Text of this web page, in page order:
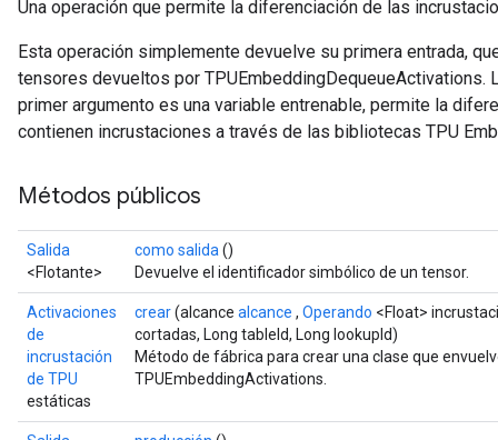
Una operación que permite la diferenciación de las
Esta operación simplemente devuelve su primera entrada,
tensores devueltos por TPUEmbeddingDequeueActivations.
primer argumento es una variable entrenable, permite la
contienen incrustaciones a través de las bibliotecas TPU
Métodos públicos
Salida
<Flotante>
como salida ()
Devuelve el identificador simbólico de un tensor.
Activaciones
de
incrustación
de TPU
estáticas
crear(alcance alcance , Operando <Float>
cortadas, Long tableId, Long lookupId)
Método de fábrica para crear una clase que
TPUEmbeddingActivations.